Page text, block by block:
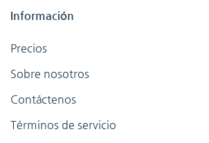
Información
Precios
Sobre nosotros
Contáctenos
Términos de servicio